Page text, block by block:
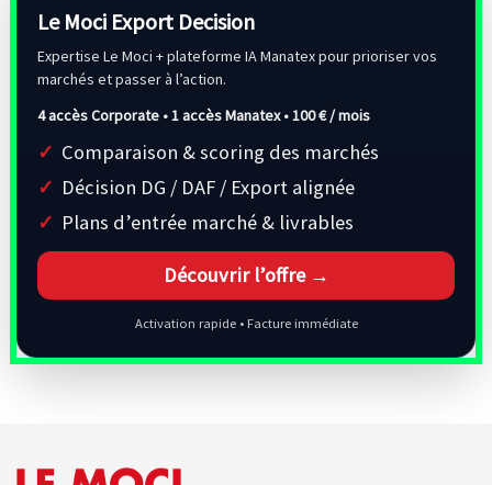
Le Moci Export Decision
Expertise Le Moci + plateforme IA Manatex pour prioriser vos
marchés et passer à l’action.
4 accès Corporate • 1 accès Manatex •100 € / mois
Comparaison & scoring des marchés
Décision DG / DAF / Export alignée
Plans d’entrée marché & livrables
Découvrir l’offre →
Activation rapide • Facture immédiate